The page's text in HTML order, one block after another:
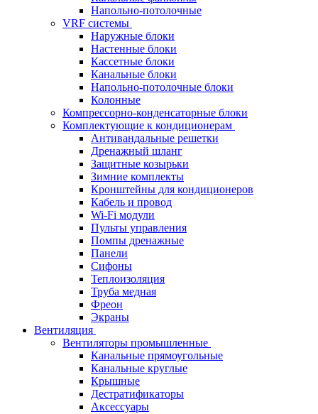
Напольно-потолочные
VRF системы
Наружные блоки
Настенные блоки
Кассетные блоки
Канальные блоки
Напольно-потолочные блоки
Колонные
Компрессорно-конденсаторные блоки
Комплектующие к кондиционерам
Антивандальные решетки
Дренажный шланг
Защитные козырьки
Зимние комплекты
Кронштейны для кондиционеров
Кабель и провод
Wi-Fi модули
Пульты управления
Помпы дренажные
Панели
Сифоны
Теплоизоляция
Труба медная
Фреон
Экраны
Вентиляция
Вентиляторы промышленные
Канальные прямоугольные
Канальные круглые
Крышные
Дестратификаторы
Аксессуары